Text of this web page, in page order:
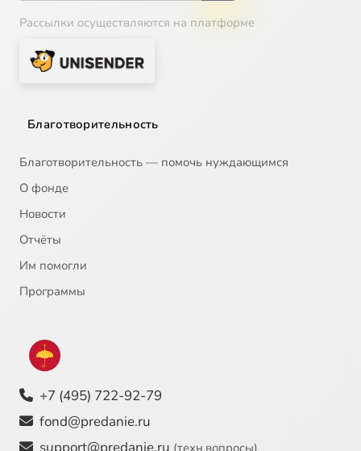
Рассылки осуществляются на платформе
Благотворительность
Благотворительность — помочь нуждающимся
О фонде
Новости
Отчёты
Им помогли
Программы
+7 (495) 722-92-79
fond@predanie.ru